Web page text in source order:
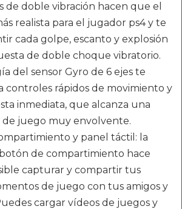
de doble vibración hacen que el
realista para el jugador ps4 y te
cada golpe, escanto y explosión
de doble choque vibratorio.
del sensor Gyro de 6 ejes te
controles rápidos de movimiento y
inmediata, que alcanza una
de juego muy envolvente.
y panel táctil: la
de compartimiento hace
capturar y compartir tus
de juego con tus amigos y
cargar vídeos de juegos y